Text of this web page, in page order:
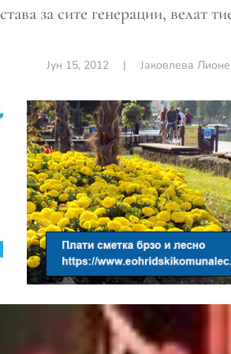
за сите генерации, велат
Јун 15, 2012| Јаковлева